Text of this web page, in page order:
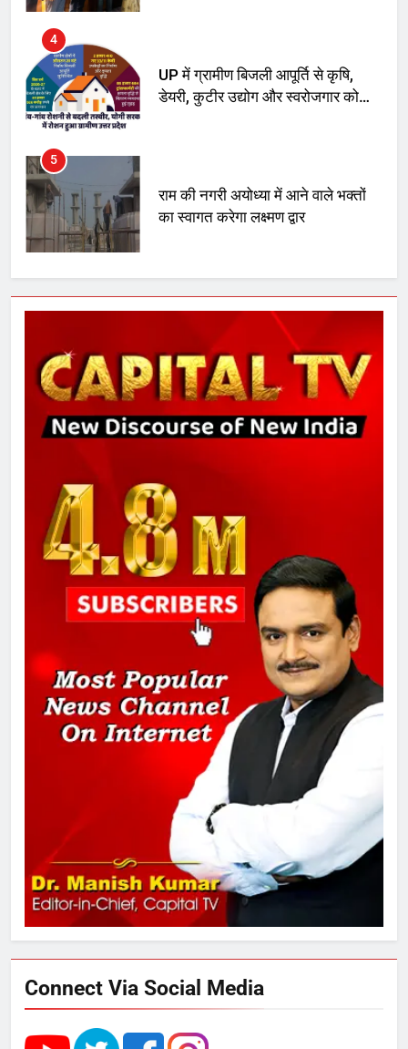
4
UP में ग्रामीण बिजली आपूर्ति से कृषि,
डेयरी, कुटीर उद्योग और स्वरोजगार को
5
राम की नगरी अयोध्या में आने वाले भक्तों
का स्वागत करेगा लक्ष्मण द्वार
6
उत्तर प्रदेश में गांवों में बढ़ेंगी सुविधाएं: 67%
बढ़ा पंचायतों का बजट
7
8
चुनाव से पहले लालू परिवार पर बड़ा झटका,
दिल्ली कोर्ट ने IRCTC घोटाले में आरोप
तय किए
SRN अस्पताल का नाम अमर शहीद ठाकुर
रोशन सिंह के नाम पर करने की मांग तेज
अमर शहीद ठाकुर रोशन सिंह के नाम पर
स्वरूप रानी नेहरू चिकित्सालय का
नामकरण करने की मांग को लेकर
अनिश्चितकालीन धरना शुरू
3
289 एकड़ भूमि पर विकसित होगा कार्बन-
फ्री डेटा सेंटर, हजारों उच्च-कुशल
रोजगार सृजन की संभावना
UP में ग्रामीण बिजली आपूर्ति से कृषि,
Connect Via Social Media